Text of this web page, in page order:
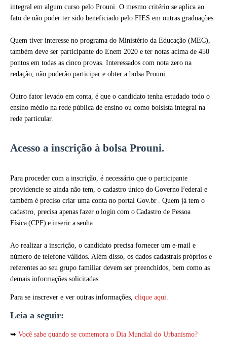
integral em algum curso pelo Prouni. O mesmo critério se aplica ao
fato de não poder ter sido beneficiado pelo FIES em outras graduações.
Quem tiver interesse no programa do Ministério da Educação (MEC),
também deve ser participante do Enem 2020 e ter notas acima de 450
pontos em todas as cinco provas. Interessados com nota zero na
redação, não poderão participar e obter a bolsa Prouni.
Outro fator levado em conta, é que o candidato tenha estudado todo o
ensino médio na rede pública de ensino ou como bolsista integral na
rede particular.
Acesso a inscrição à bolsa Prouni.
Para proceder com a inscrição, é necessário que o participante
providencie se ainda não tem, o cadastro único do Governo Federal e
também é preciso criar uma conta no portal Gov.br . Quem já tem o
cadastro, precisa apenas fazer o login com o Cadastro de Pessoa
Física (CPF) e inserir a senha.
Ao realizar a inscrição, o candidato precisa fornecer um e-mail e
número de telefone válidos. Além disso, os dados cadastrais próprios e
referentes ao seu grupo familiar devem ser preenchidos, bem como as
demais informações solicitadas.
Para se inscrever e ver outras informações, clique aqui.
Leia a seguir:
➥ Você sabe quando se comemora o Dia Mundial do Urbanismo?